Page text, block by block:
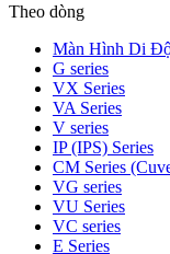
Theo dòng
Màn Hình Di
G series
VX Series
VA Series
V series
IP (IPS) Series
CM Series
VG series
VU Series
VC series
E Series